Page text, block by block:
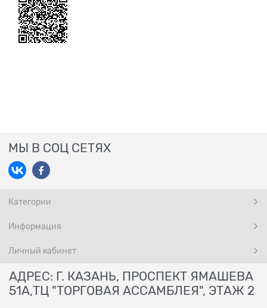
МЫ В СОЦ СЕТЯХ
Категории
Информация
Личный кабинет
АДРЕС: Г. КАЗАНЬ, ПРОСПЕКТ ЯМАШЕВА
51А,ТЦ "ТОРГОВАЯ АССАМБЛЕЯ", ЭТАЖ 2